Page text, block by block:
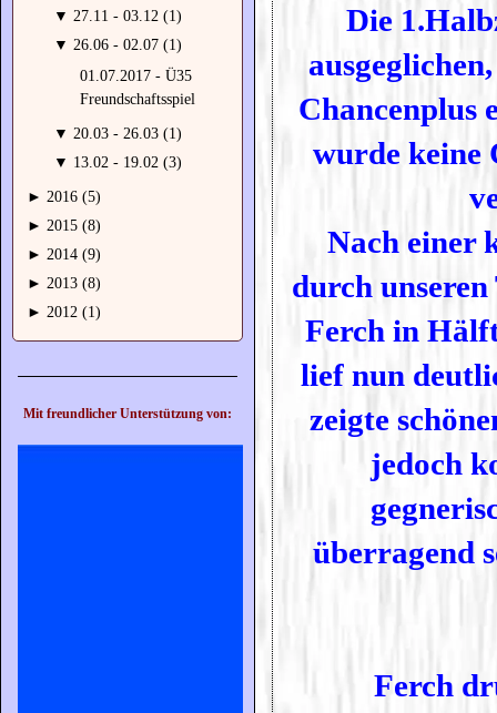
▼ 27.11 - 03.12 (1)
▼ 26.06 - 02.07 (1)
01.07.2017 - Ü35
Freundschaftsspiel
▼ 20.03 - 26.03 (1)
▼ 13.02 - 19.02 (3)
► 2016 (5)
► 2015 (8)
► 2014 (9)
► 2013 (8)
► 2012 (1)
Mit freundlicher Unterstützung von:
Die
Chancenplus
wurde keine
Nach einer
durch
Ferch in
lief nun
zeigte
jedoch
überragend
Ferch